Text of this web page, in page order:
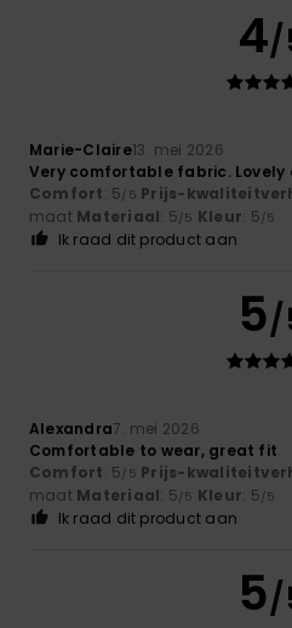
4/
Marie-Claire13. mei 2026
Very comfortable fabric. Lovely
Comfort: 5/5 Prijs-
maat Materiaal: 5/5 Kleur: 5/5
Ik raad dit product aan
5/
Alexandra7. mei 2026
Comfortable to wear, great fit
Comfort: 5/5 Prijs-
maat Materiaal: 5/5 Kleur: 5/5
Ik raad dit product aan
5/